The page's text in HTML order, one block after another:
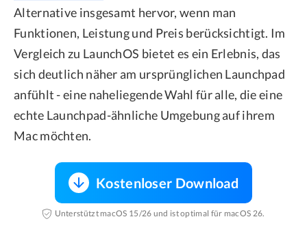
Alternative insgesamt hervor, wenn man
Funktionen, Leistung und Preis berücksichtigt. Im
Vergleich zu LaunchOS bietet es ein Erlebnis, das
sich deutlich näher am ursprünglichen Launchpad
anfühlt - eine naheliegende Wahl für alle, die eine
echte Launchpad-ähnliche Umgebung auf ihrem
Mac möchten.
Kostenloser Download
Unterstützt macOS 15/26 und ist optimal für macOS 26.